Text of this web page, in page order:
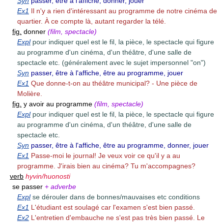
Ex1 Il n'y a rien d'intéressant au programme de notre cinéma de
quartier. À ce compte là, autant regarder la télé.
fig. donner (film, spectacle)
Expl pour indiquer quel est le fil, la pièce, le spectacle qui figure
au programme d'un cinéma, d'un théâtre, d'une salle de
spectacle etc. (généralement avec le sujet impersonnel "on")
Syn passer, être à l'affiche, être au programme, jouer
Ex1 Que donne-t-on au théâtre municipal? - Une pièce de
Molière.
fig. y avoir au programme (film, spectacle)
Expl pour indiquer quel est le fil, la pièce, le spectacle qui figure
au programme d'un cinéma, d'un théâtre, d'une salle de
spectacle etc.
Syn passer, être à l'affiche, être au programme, donner, jouer
Ex1 Passe-moi le journal! Je veux voir ce qu'il y a au
programme. J'irais bien au cinéma? Tu m'accompagnes?
verb hyvin/huonosti
se passer + adverbe
Expl se dérouler dans de bonnes/mauvaises etc conditions
Ex1 L'étudiant est soulagé car l'examen s'est bien passé.
Ex2 L'entretien d'embauche ne s'est pas très bien passé. Le